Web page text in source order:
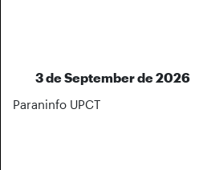
3 de September de 2026
Paraninfo UPCT